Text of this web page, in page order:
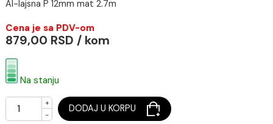
Al-lajsna P 12mm mat 2.7m
Cena je sa PDV-om
879,00 RSD / kom